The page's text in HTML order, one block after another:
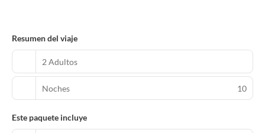
Resumen del viaje
2 Adultos
Noches 10
Este paquete incluye